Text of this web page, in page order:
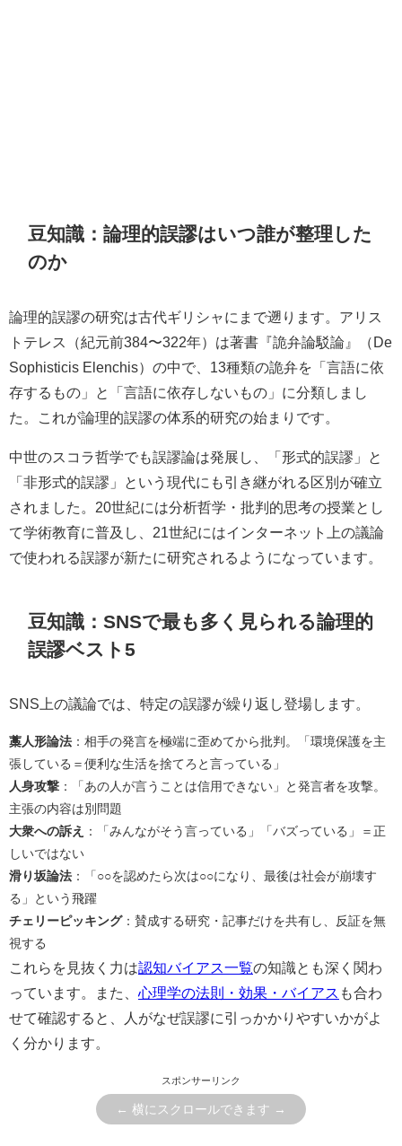
豆知識：論理的誤謬はいつ誰が整理した
のか
論理的誤謬の研究は古代ギリシャにまで遡ります。アリス
トテレス（紀元前384〜322年）は著書『詭弁論駁論』（De
Sophisticis Elenchis）の中で、13種類の詭弁を「言語に依
存するもの」と「言語に依存しないもの」に分類しまし
た。これが論理的誤謬の体系的研究の始まりです。
中世のスコラ哲学でも誤謬論は発展し、「形式的誤謬」と
「非形式的誤謬」という現代にも引き継がれる区別が確立
されました。20世紀には分析哲学・批判的思考の授業とし
て学術教育に普及し、21世紀にはインターネット上の議論
で使われる誤謬が新たに研究されるようになっています。
豆知識：SNSで最も多く見られる論理的
誤謬ベスト5
SNS上の議論では、特定の誤謬が繰り返し登場します。
藁人形論法 ：相手の発言を極端に歪めてから批判。「環境保護を主
張している＝便利な生活を捨てろと言っている」
人身攻撃 ：「あの人が言うことは信用できない」と発言者を攻撃。
主張の内容は別問題
大衆への訴え
：「みんながそう言っている」「バズっている」＝正
しいではない
滑り坂論法 ：「○○を認めたら次は○○になり、最後は社会が崩壊す
る」という飛躍
チェリーピッキング：賛成する研究・記事だけを共有し、反証を無
視する
これらを見抜く力は認知バイアス一覧の知識とも深く関わ
っています。また、 心理学の法則・効果・バイアス も合わ
せて確認すると、人がなぜ誤謬に引っかかりやすいかがよ
く分かります。
スポンサーリンク